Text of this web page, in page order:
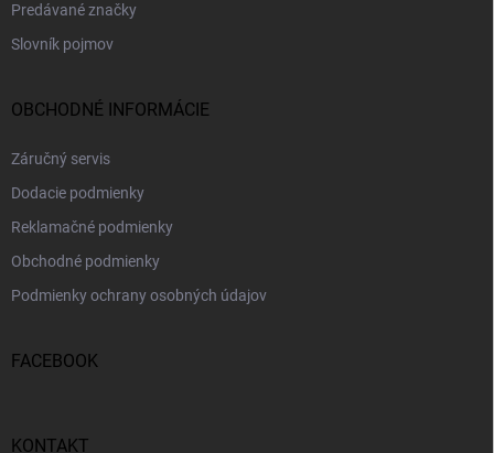
Predávané značky
Slovník pojmov
OBCHODNÉ INFORMÁCIE
Záručný servis
Dodacie podmienky
Reklamačné podmienky
Obchodné podmienky
Podmienky ochrany osobných údajov
FACEBOOK
KONTAKT